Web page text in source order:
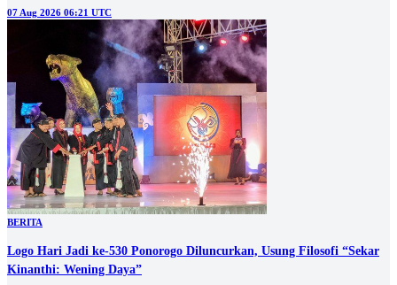
07 Aug 2026 06:21 UTC
BERITA
Logo Hari Jadi ke-530 Ponorogo Diluncurkan, Usung Filosofi “Sekar
Kinanthi: Wening Daya”